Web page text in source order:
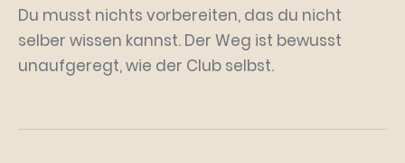
Du musst nichts vorbereiten, das du nicht
selber wissen kannst. Der Weg ist bewusst
unaufgeregt, wie der Club selbst.